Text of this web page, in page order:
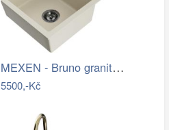
MEXEN - Bruno granitový dřez 1 s…
5500,-Kč